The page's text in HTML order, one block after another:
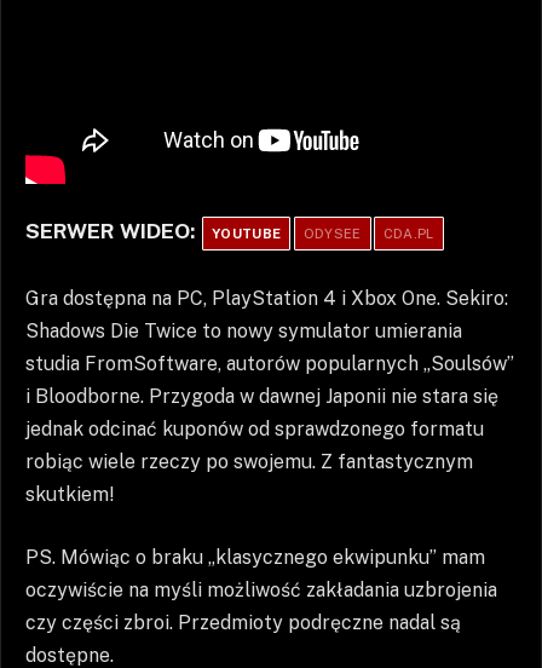
SERWER WIDEO: YOUTUBE ODYSEE CDA.PL
Gra dostępna na PC, PlayStation 4 i Xbox One. Sekiro:
Shadows Die Twice to nowy symulator umierania
studia FromSoftware, autorów popularnych „Soulsów”
i Bloodborne. Przygoda w dawnej Japonii nie stara się
jednak odcinać kuponów od sprawdzonego formatu
robiąc wiele rzeczy po swojemu. Z fantastycznym
skutkiem!
PS. Mówiąc o braku „klasycznego ekwipunku” mam
oczywiście na myśli możliwość zakładania uzbrojenia
czy części zbroi. Przedmioty podręczne nadal są
dostępne.